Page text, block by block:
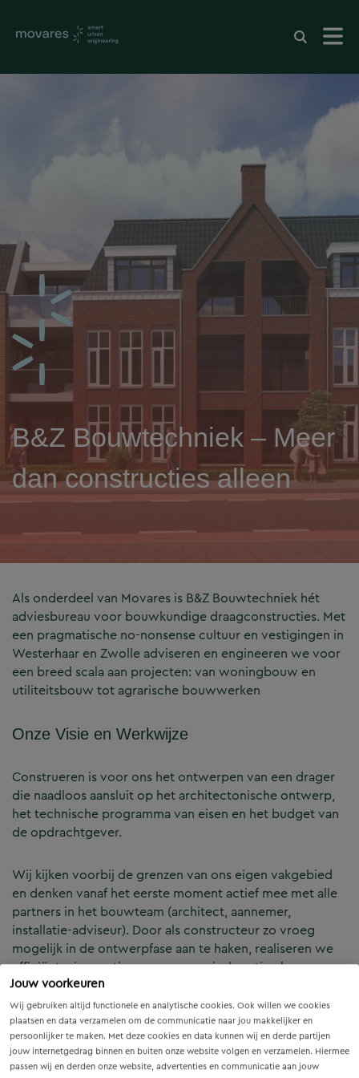
Jouw voorkeuren
Wij gebruiken altijd functionele en analytische cookies. Ook willen we cookies
plaatsen en data verzamelen om de communicatie naar jou makkelijker en
persoonlijker te maken. Met deze cookies en data kunnen wij en derde partijen
jouw internetgedrag binnen en buiten onze website volgen en verzamelen. Hiermee
passen wij en derden onze website, advertenties en communicatie aan jouw
B&Z Bouwtechniek – Meer
dan constructies alleen
Als onderdeel van Movares is B&Z Bouwtechniek hét
adviesbureau voor bouwkundige draagconstructies. Met
een pragmatische no-nonsense cultuur en vestigingen in
Westerhaar en Zwolle adviseren en engineeren we voor
een breed scala aan projecten: van woningbouw en
utiliteitsbouw tot agrarische bouwwerken
Onze Visie en Werkwijze
Construeren is voor ons het ontwerpen van een drager
die naadloos aansluit op het architectonische ontwerp,
het technische programma van eisen en het budget van
de opdrachtgever.
Wij kijken voorbij de grenzen van ons eigen vakgebied
en denken vanaf het eerste moment actief mee met alle
partners in het bouwteam (architect, aannemer,
installatie-adviseur). Door als constructeur zo vroeg
mogelijk in de ontwerpfase aan te haken, realiseren we
efficiënte, innovatieve en economisch optimale
constructies — voor zowel nieuwbouw als renovatie.
Onze Expertises en Activiteiten
B&Z Bouwtechniek verzorgt het volledige constructieve